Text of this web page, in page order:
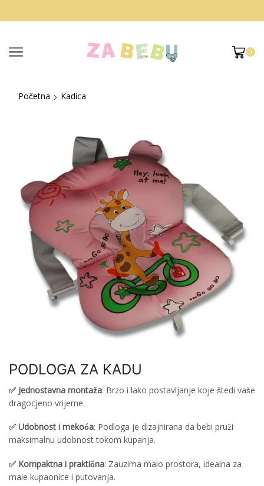
0
Početna Kadica
PODLOGA ZA KADU
✅ Jednostavna montaža: Brzo i lako postavljanje koje štedi vaše
dragocjeno vrijeme.
✅ Udobnost i mekoća: Podloga je dizajnirana da bebi pruži
maksimalnu udobnost tokom kupanja.
✅ Kompaktna i praktična: Zauzima malo prostora, idealna za
male kupaonice i putovanja.